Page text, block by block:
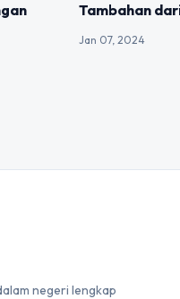
Tambahan
Jan 07, 2024
negeri lengkap